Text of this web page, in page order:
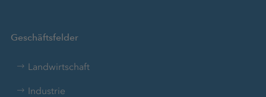
Geschäftsfelder
Landwirtschaft
Industrie